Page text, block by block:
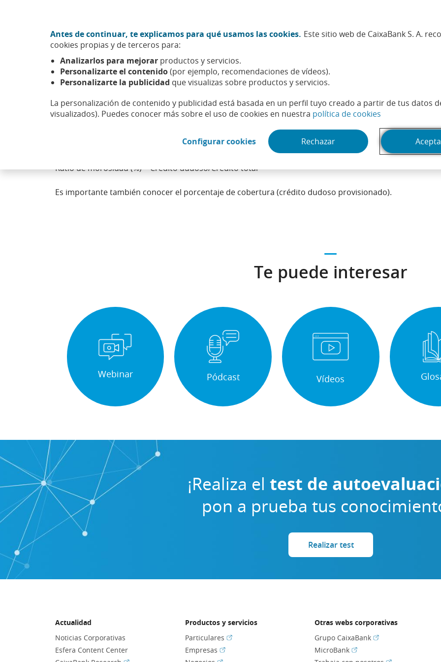
Antes de continuar, te explicamos para qué usamos las cookies. Este sitio web de CaixaBank S. A.
cookies propias y de terceros para:
Analizarlos para mejorar productos y servicios.
Personalizarte el contenido(por ejemplo, recomendaciones de vídeos).
Personalizarte la publicidad que visualizas sobre productos y servicios.
La personalización de contenido y publicidad está basada en un perfil tuyo creado a partir de tus datos
visualizados). Puedes conocer más sobre el uso de cookies en nuestra política de cookies
Configurar cookies(Abrir en ventana nueva)
Rechazar
Sobre nosotros
Calidad crediticia
Está relacionada con el volumen de crédito dudoso de una entidad respecto al crédito total. Una
Ratio de morosidad (%) = Crédito dudoso/Crédito total
Es importante también conocer el porcentaje de cobertura (crédito dudoso provisionado).
Te puede interesar
Webinar Pódcast Vídeos
¡Realiza el test de
pon a prueba tus
Realizar test
Actualidad
Noticias Corporativas
Esfera Content Center
Productos y servicios
Particulares (Abrir en ventana nueva)
Empresas (Abrir en ventana nueva)
Otras webs corporativas
Grupo CaixaBank(Abrir en ventana
MicroBank(Abrir en ventana nueva)